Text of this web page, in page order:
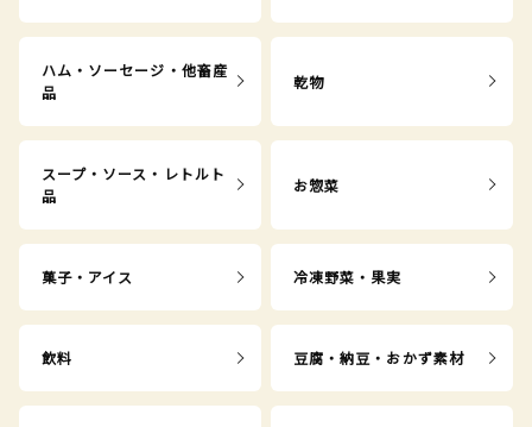
ハム・ソーセージ・他畜産
品
乾物
スープ・ソース・レトルト
品
お惣菜
菓子・アイス 冷凍野菜・果実
飲料 豆腐・納豆・おかず素材